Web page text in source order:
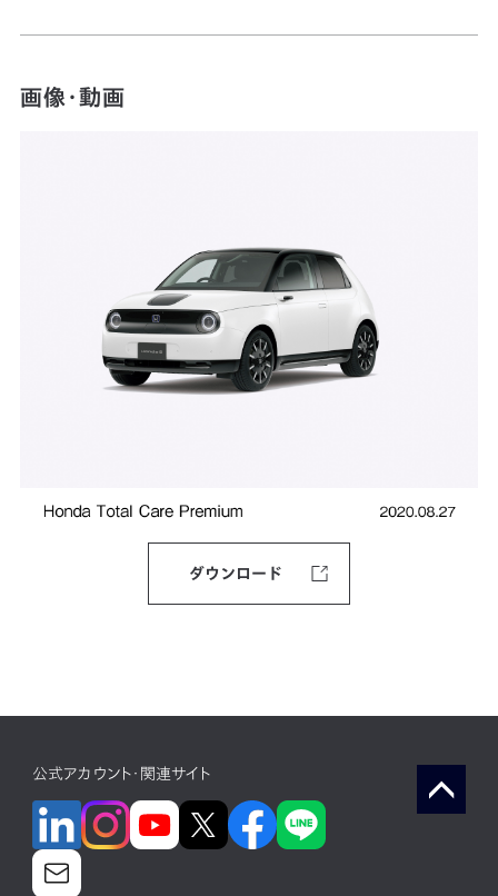
画像・動画
ダウンロード
公式アカウント・関連サイト